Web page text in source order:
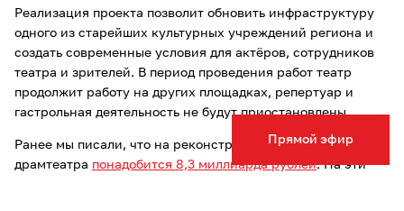
Прямой эфир
Реализация проекта позволит обновить инфраструктуру
одного из старейших культурных учреждений региона и
создать современные условия для актёров, сотрудников
театра и зрителей. В период проведения работ театр
продолжит работу на других площадках, репертуар и
гастрольная деятельность не будут приостановлены.
Ранее мы писали, что на реконструкцию Тульского
драмтеатра понадобится 8,3 миллиарда рублей. На эти